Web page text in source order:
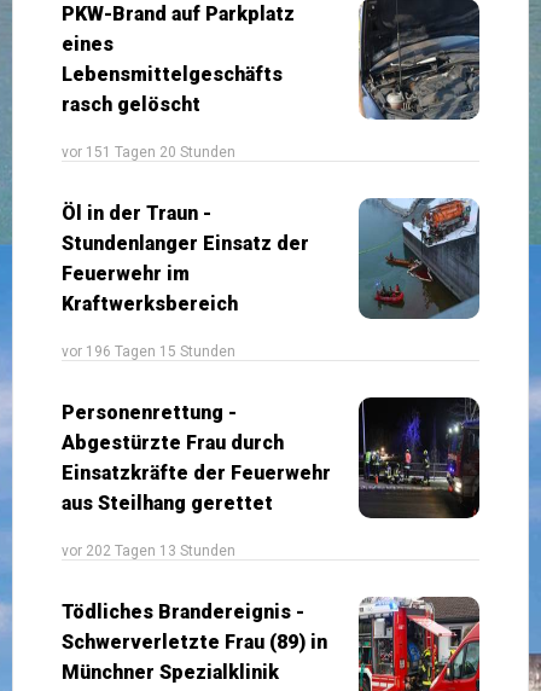
PKW-Brand auf Parkplatz
eines
Lebensmittelgeschäfts
rasch gelöscht
vor 151 Tagen 20 Stunden
Öl in der Traun -
Stundenlanger Einsatz der
Feuerwehr im
Kraftwerksbereich
vor 196 Tagen 15 Stunden
Personenrettung -
Abgestürzte Frau durch
Einsatzkräfte der Feuerwehr
aus Steilhang gerettet
vor 202 Tagen 13 Stunden
Tödliches Brandereignis -
Schwerverletzte Frau (89) in
Münchner Spezialklinik